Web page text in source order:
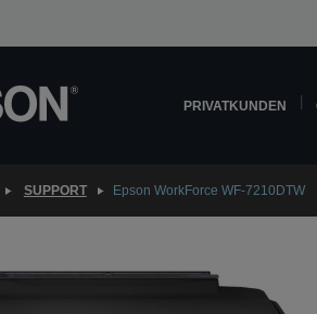
PRIVATKUNDEN
SUPPORT Epson WorkForce WF-7210DTW